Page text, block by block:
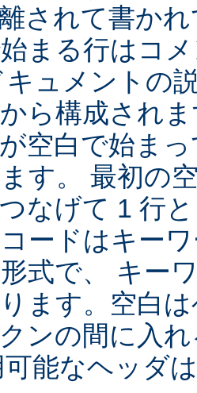
されて書か
まる行はコ
キュメントの
ら構成され
空白で始ま
す。 最初の
なげて 1 行
ードはキー
式で、 キー
ます。空白
ンの間に入
能なヘッダ